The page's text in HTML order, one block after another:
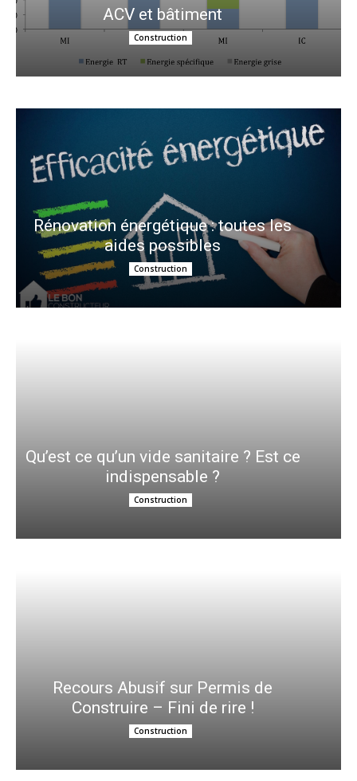
ACV et bâtiment
Construction
Rénovation énergétique : toutes les
aides possibles
Construction
Qu’est ce qu’un vide sanitaire ? Est ce
indispensable ?
Construction
Recours Abusif sur Permis de
Construire – Fini de rire !
Construction